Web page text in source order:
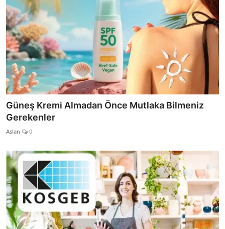
Güneş Kremi Almadan Önce Mutlaka Bilmeniz
Gerekenler
Aslan 0